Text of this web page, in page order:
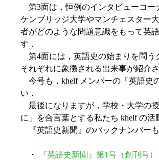
第3面は，恒例のインタビューコー
ケンブリッジ大学やマンチェスター
者がどのような問題意識をもって英
す．
第4面には，英語史の始まりを問う
それぞれに象徴される出来事が紹介
今号も，khelf メンバーの「英語史
い．
最後になりますが，学校・大学の
に」を合言葉とする私たち khelf の
『英語史新聞』のバックナンバー
・ 『英語史新聞』第1号（創刊号）